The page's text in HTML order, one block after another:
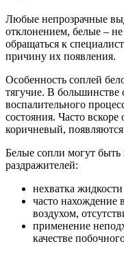
Любые непрозрачные
отклонением, белые –
обращаться к
причину их появления.
Особенность соплей
тягучие. В большинстве
воспалительного
состояния. Часто
коричневый, появляются
Белые сопли могут
раздражителей:
нехватка
часто
воздухом,
применение
качестве